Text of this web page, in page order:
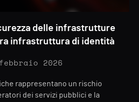
delle infrastrutture
infrastruttura di identità
2026
rappresentano un rischio
dei servizi pubblici e la